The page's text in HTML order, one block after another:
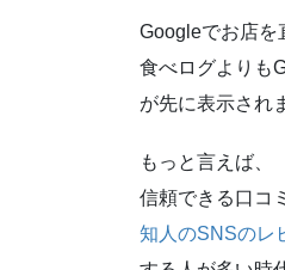
Googleでお店を
食べログよりも
が先に表示され
もっと言えば、
信頼できる口コ
知人のSNSのレ